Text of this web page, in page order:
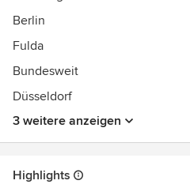
Berlin
Fulda
Bundesweit
Düsseldorf
3 weitere anzeigen
Highlights